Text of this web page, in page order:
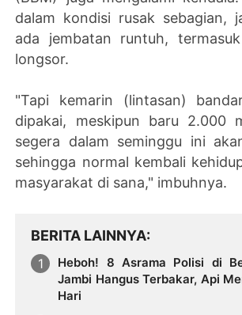
dalam kondisi rusak sebagian,
ada jembatan runtuh,
longsor.
"Tapi kemarin (lintasan)
dipakai, meskipun baru 2.000
segera dalam seminggu ini
sehingga normal kembali
masyarakat di sana," imbuhnya.
BERITA LAINNYA
Heboh! 8 Asrama Polisi di
Jambi Hangus Terbakar, Api
Hari